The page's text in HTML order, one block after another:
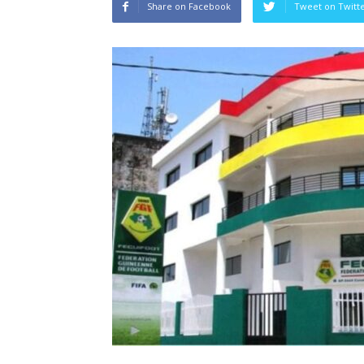
Share on Facebook Tweet on